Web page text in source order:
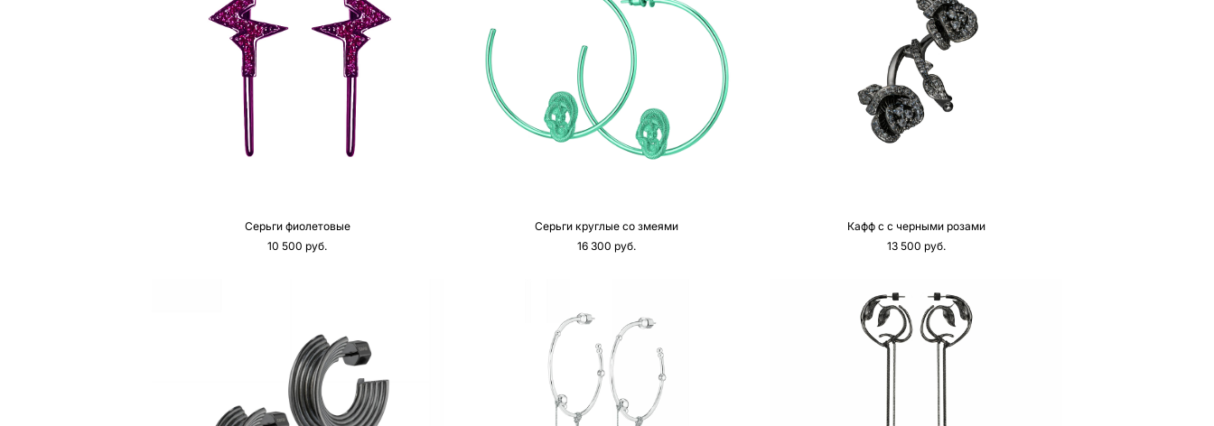
Серьги фиолетовые
10 500 pуб.
Серьги круглые со змеями
16 300 pуб.
Кафф с с черными розами
13 500 pуб.